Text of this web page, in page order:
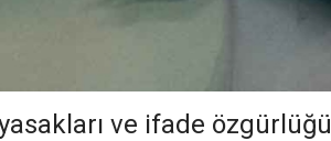
ve ifade özgürlüğü